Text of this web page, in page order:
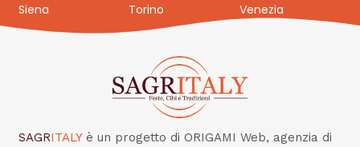
Siena
Torino Venezia
SAGRITALY è un progetto di ORIGAMI Web, agenzia di